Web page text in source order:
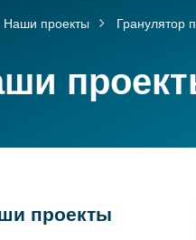
Наши проекты Гранулятор
проекты